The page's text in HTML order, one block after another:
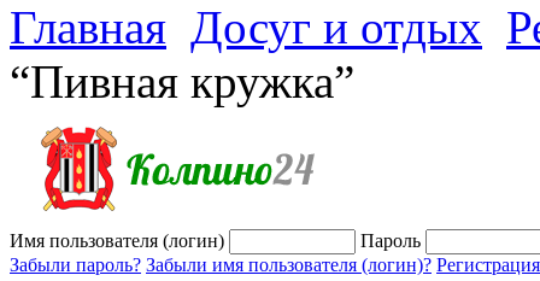
Главная Досуг и отдых
“Пивная кружка”
Имя пользователя (логин)
Пароль
Забыли пароль? Забыли имя пользователя (логин)? Регистрация